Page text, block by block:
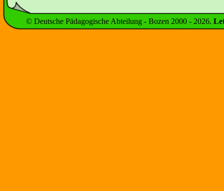
© Deutsche Pädagogische Abteilung - Bozen 2000 - 2026.